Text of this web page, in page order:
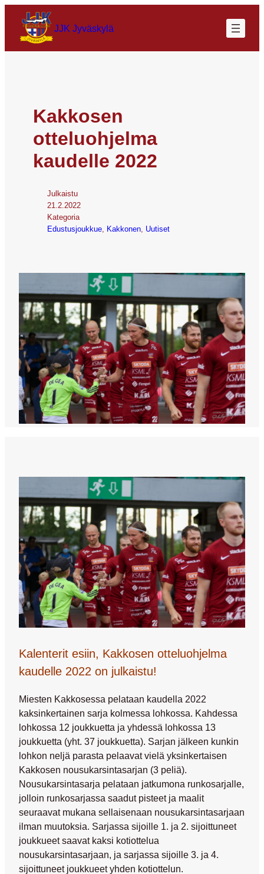
JJK Jyväskylä
Kakkosen
otteluohjelma
kaudelle 2022
Julkaistu
21.2.2022
Kategoria
Edustusjoukkue Kakkonen Uutiset
Kalenterit esiin, Kakkosen otteluohjelma
kaudelle 2022 on julkaistu!
Miesten Kakkosessa pelataan kaudella 2022
kaksinkertainen sarja kolmessa lohkossa. Kahdessa
lohkossa 12 joukkuetta ja yhdessä lohkossa 13
joukkuetta (yht. 37 joukkuetta). Sarjan jälkeen kunkin
lohkon neljä parasta pelaavat vielä yksinkertaisen
Kakkosen nousukarsintasarjan (3 peliä).
Nousukarsintasarja pelataan jatkumona runkosarjalle,
jolloin runkosarjassa saadut pisteet ja maalit
seuraavat mukana sellaisenaan nousukarsintasarjaan
ilman muutoksia. Sarjassa sijoille 1. ja 2. sijoittuneet
joukkueet saavat kaksi kotiottelua
nousukarsintasarjaan, ja sarjassa sijoille 3. ja 4.
sijoittuneet joukkueet yhden kotiottelun.